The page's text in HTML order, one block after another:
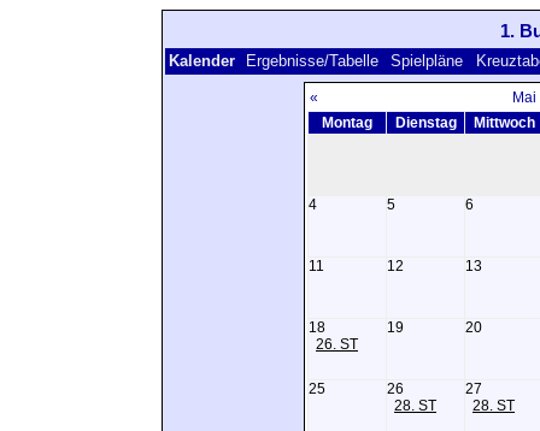
1.
Kalender Ergebnisse/Tabelle Spielpläne
«
Montag
Dienstag Mittwoch
4 5 6
11 12 13
18
26. ST
19 20
25
26
28. ST
27
28. ST